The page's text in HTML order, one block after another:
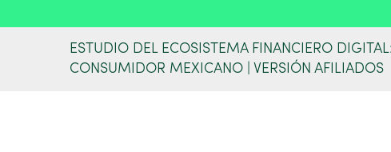
ESTUDIO DEL ECOSISTEMA FINANCIERO
CONSUMIDOR MEXICANO | VERSIÓN AFILIADOS